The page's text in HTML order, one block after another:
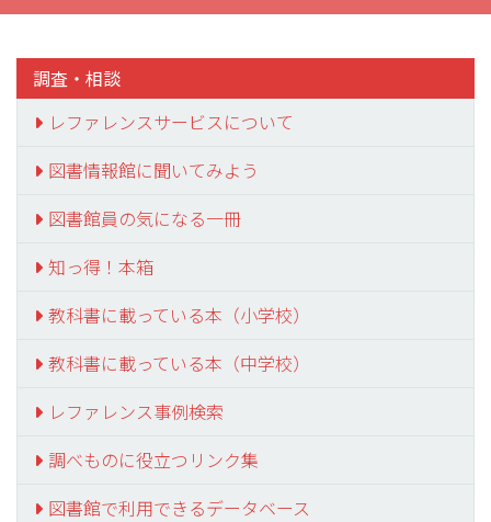
調査・相談
レファレンスサービスについて
図書情報館に聞いてみよう
図書館員の気になる一冊
知っ得！本箱
教科書に載っている本（小学校）
教科書に載っている本（中学校）
レファレンス事例検索
調べものに役立つリンク集
図書館で利用できるデータベース